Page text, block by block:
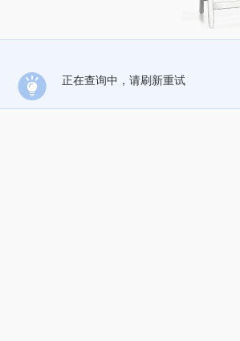
正在查询中，请刷新重试